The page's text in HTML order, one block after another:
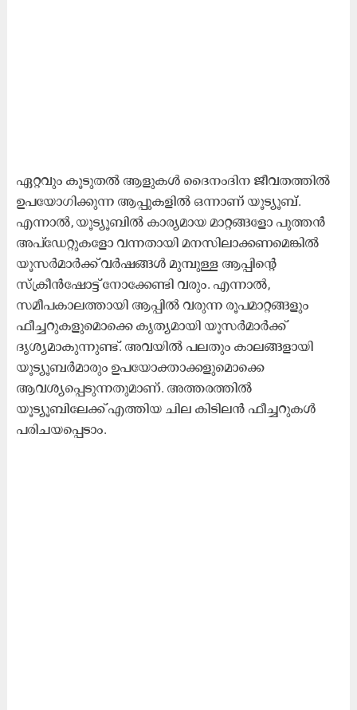
ഏറ്റവും കൂടുതൽ ആളുകൾ ദൈനംദിന ജീവതത്തിൽ
ഉപയോഗിക്കുന്ന ആപ്പുകളിൽ ഒന്നാണ് യൂട്യൂബ്.
എന്നാൽ, യൂട്യൂബിൽ കാര്യമായ മാറ്റങ്ങളോ പുത്തൻ
അപ്ഡേറ്റുകളോ വന്നതായി മനസിലാക്കണമെങ്കിൽ
യൂസർമാർക്ക് വർഷങ്ങൾ മുമ്പുള്ള ആപ്പിന്റെ
സ്ക്രീൻഷോട്ട് നോക്കേണ്ടി വരും. എന്നാൽ,
സമീപകാലത്തായി ആപ്പിൽ വരുന്ന രൂപമാറ്റങ്ങളും
ഫീച്ചറുകളുമൊക്കെ കൃത്യമായി യൂസർമാർക്ക്
ദൃശ്യമാകുന്നുണ്ട്. അവയിൽ പലതും കാലങ്ങളായി
യൂട്യൂബർമാരും ഉപയോക്താക്കളുമൊക്കെ
ആവശ്യപ്പെടുന്നതുമാണ്. അത്തരത്തിൽ
യൂട്യൂബിലേക്ക് എത്തിയ ചില കിടിലൻ ഫീച്ചറുകൾ
പരിചയപ്പെടാം.